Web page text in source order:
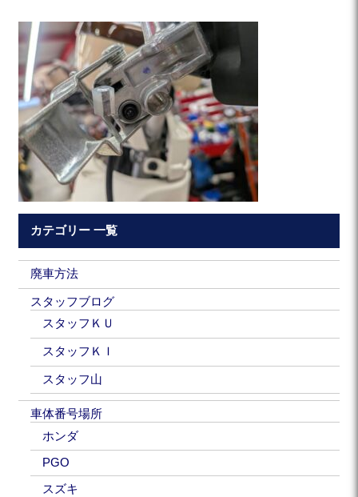
カテゴリー 一覧
廃車方法
スタッフブログ
スタッフＫＵ
スタッフＫＩ
スタッフ山
車体番号場所
ホンダ
PGO
スズキ